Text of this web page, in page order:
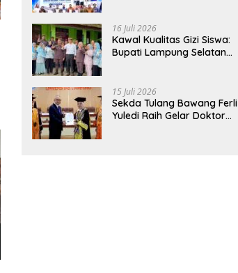
Terintegrasi Pertama di
Lampung
16 Juli 2026
Kawal Kualitas Gizi Siswa:
Bupati Lampung Selatan
Bergizi Gratis di Natar
15 Juli 2026
Sekda Tulang Bawang Ferli
Yuledi Raih Gelar Doktor